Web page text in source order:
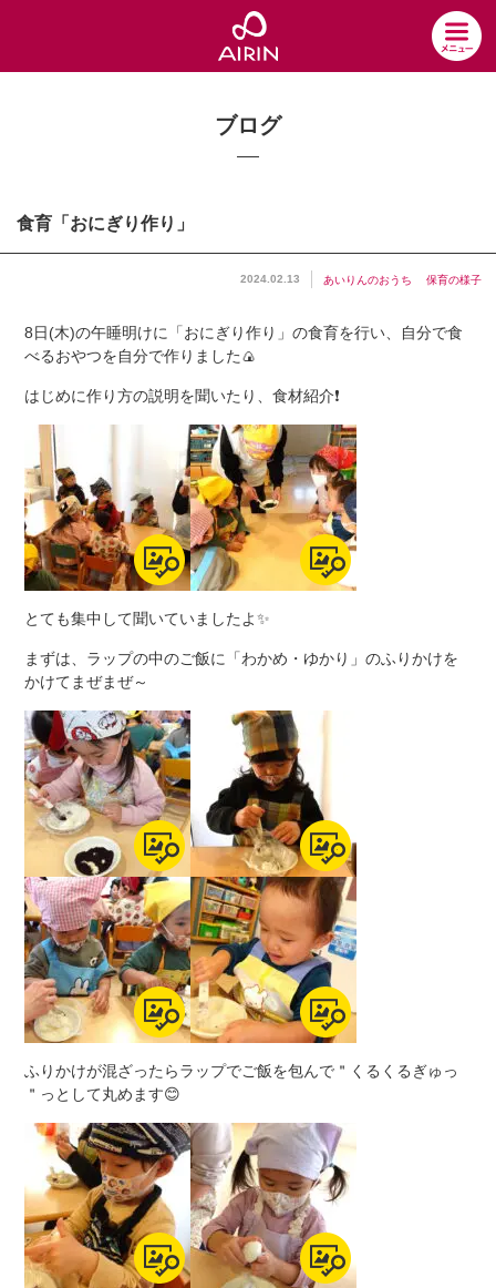
ブログ
食育「おにぎり作り」
2024.02.13 あいりんのおうち 保育の様子
8日(木)の午睡明けに「おにぎり作り」の食育を行い、自分で食
べるおやつを自分で作りました🍙
はじめに作り方の説明を聞いたり、食材紹介❗
とても集中して聞いていましたよ✨
まずは、ラップの中のご飯に「わかめ・ゆかり」のふりかけを
かけてまぜまぜ～
ふりかけが混ざったらラップでご飯を包んで＂くるくるぎゅっ
＂っとして丸めます😊